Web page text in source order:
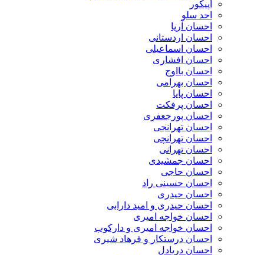
اپیکور
احد سلو
احسان آریا
احسان اردستانی
احسان اسماعیلی
احسان افشاری
احسان بااوج
احسان بهرامی
احسان پایا
احسان پرفکت
احسان پورجعفری
احسان تهرانجی
احسان تهرانچی
احسان تهرانی
احسان جمشیدی
احسان حاجی
احسان حسینی راد
احسان حیدری
احسان حیدری و امید دارابی
احسان خواجه امیری
احسان خواجه امیری و دارکوب
احسان درستكار و فرهاد شيرى
احسان دریادل